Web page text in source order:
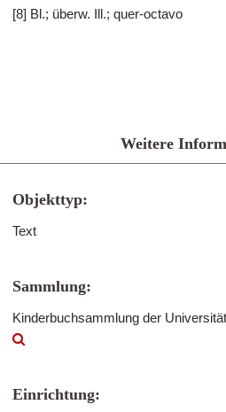
[8] Bl.; überw. Ill.; quer-octavo
Weitere
Objekttyp:
Text
Sammlung:
Kinderbuchsammlung der
Einrichtung: